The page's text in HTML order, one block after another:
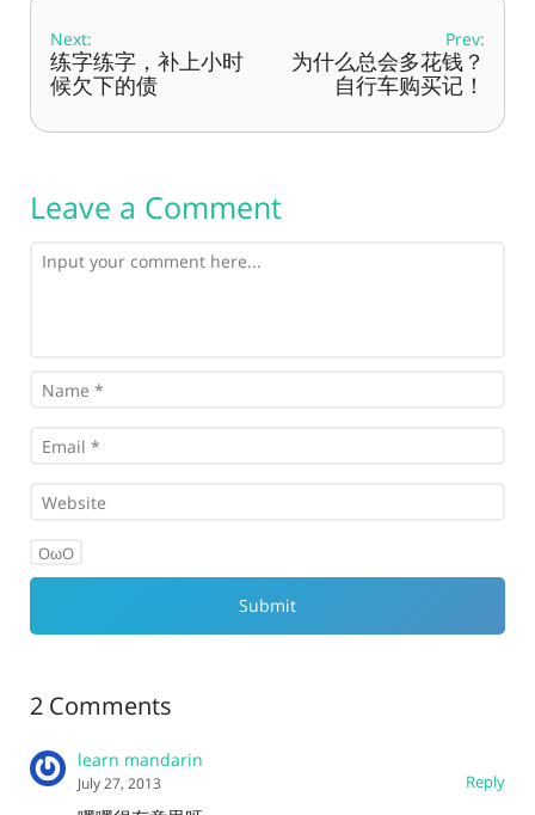
Next:
练字练字，补上小时
候欠下的债
Prev:
为什么总会多花钱？
自行车购买记！
Leave a Comment
OωO
2 Comments
learn mandarin
Reply
July 27, 2013